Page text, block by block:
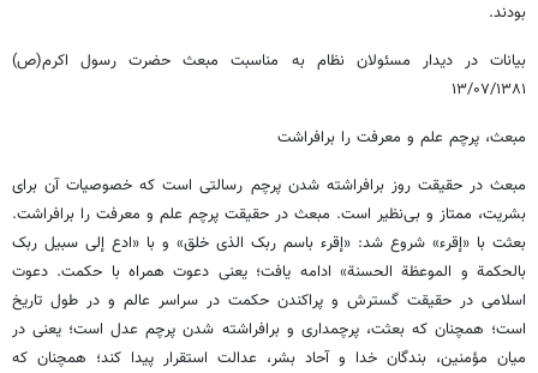
بودند.
بیانات در دیدار مسئولان نظام به مناسبت مبعث حضرت رسول اکرم(ص)
۱۳/۰۷/۱۳۸۱
مبعث، پرچم علم و معرفت را برافراشت
مبعث در حقیقت روز برافراشته شدن پرچم رسالتی است که خصوصیات آن برای
بشریت، ممتاز و بی‌نظیر است. مبعث در حقیقت پرچم علم و معرفت را برافراشت.
بعثت با «إقرء» شروع شد: «إقرء باسم ربک الذی خلق» و با «ادع إلی سبیل ربک
بالحکمة و الموعظة الحسنة» ادامه یافت؛ یعنی دعوت همراه با حکمت. دعوت
اسلامی در حقیقت گسترش و پراکندن حکمت در سراسر عالم و در طول تاریخ
است؛ همچنان که بعثت، پرچمداری و برافراشته شدن پرچم عدل است؛ یعنی در
میان مؤمنین، بندگان خدا و آحاد بشر، عدالت استقرار پیدا کند؛ همچنان که